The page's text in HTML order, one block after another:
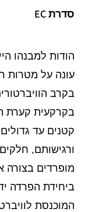
סדרת EC
עונה על מטרות
בקרב
בקרקעית קערת
קטנים עד
ורגישותם,
מופרדים בצורה
ביחידת הפרדה
המוכנסת